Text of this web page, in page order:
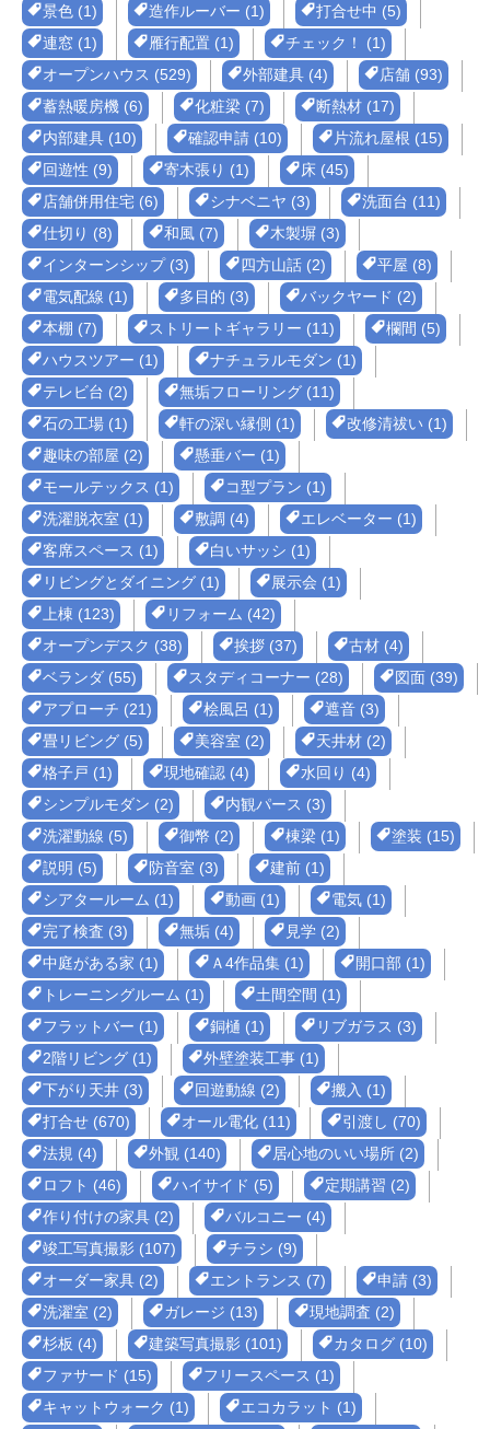
景色 (1)
造作ルーバー (1)
打合せ中 (5)
連窓 (1)
雁行配置 (1)
チェック！ (1)
オープンハウス (529)
外部建具 (4)
店舗 (93)
蓄熱暖房機 (6)
化粧梁 (7)
断熱材 (17)
内部建具 (10)
確認申請 (10)
片流れ屋根 (15)
回遊性 (9)
寄木張り (1)
床 (45)
店舗併用住宅 (6)
シナベニヤ (3)
洗面台 (11)
仕切り (8)
和風 (7)
木製塀 (3)
インターンシップ (3)
四方山話 (2)
平屋 (8)
電気配線 (1)
多目的 (3)
バックヤード (2)
本棚 (7)
ストリートギャラリー (11)
欄間 (5)
ハウスツアー (1)
ナチュラルモダン (1)
テレビ台 (2)
無垢フローリング (11)
石の工場 (1)
軒の深い縁側 (1)
改修清祓い (1)
趣味の部屋 (2)
懸垂バー (1)
モールテックス (1)
コ型プラン (1)
洗濯脱衣室 (1)
敷調 (4)
エレベーター (1)
客席スペース (1)
白いサッシ (1)
リビングとダイニング (1)
展示会 (1)
上棟 (123)
リフォーム (42)
オープンデスク (38)
挨拶 (37)
古材 (4)
ベランダ (55)
スタディコーナー (28)
図面 (39)
アプローチ (21)
桧風呂 (1)
遮音 (3)
畳リビング (5)
美容室 (2)
天井材 (2)
格子戸 (1)
現地確認 (4)
水回り (4)
シンプルモダン (2)
内観パース (3)
洗濯動線 (5)
御幣 (2) 棟梁 (1)
塗装 (15)
説明 (5)
防音室 (3)
建前 (1)
シアタールーム (1)
動画 (1)
電気 (1)
完了検査 (3)
無垢 (4)
見学 (2)
中庭がある家 (1)
Ａ4作品集 (1)
開口部 (1)
トレーニングルーム (1)
土間空間 (1)
フラットバー (1)
銅樋 (1)
リブガラス (3)
2階リビング (1)
外壁塗装工事 (1)
下がり天井 (3)
回遊動線 (2)
搬入 (1)
打合せ (670)
オール電化 (11)
引渡し (70)
法規 (4)
外観 (140)
居心地のいい場所 (2)
ロフト (46)
ハイサイド (5)
定期講習 (2)
作り付けの家具 (2)
バルコニー (4)
竣工写真撮影 (107)
チラシ (9)
オーダー家具 (2)
エントランス (7)
申請 (3)
洗濯室 (2)
ガレージ (13)
現地調査 (2)
杉板 (4)
建築写真撮影 (101)
カタログ (10)
ファサード (15)
フリースペース (1)
キャットウォーク (1)
エコカラット (1)